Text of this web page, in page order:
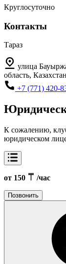
Круглосуточно
Контакты
Тараз
улица
область, Казахстан
+7 (771) 420-
К сожалению,
юридическом
от 150 /час
Позвонить